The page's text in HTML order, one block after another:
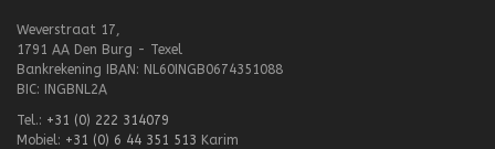
Weverstraat 17,
1791 AA Den Burg - Texel
Bankrekening IBAN: NL60INGB0674351088
BIC: INGBNL2A
Tel.: +31 (0) 222 314079
Mobiel: +31 (0) 6 44 351 513 Karim